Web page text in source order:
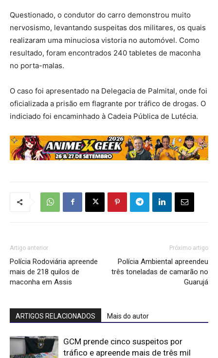
Questionado, o condutor do carro demonstrou muito
nervosismo, levantando suspeitas dos militares, os quais
realizaram uma minuciosa vistoria no automóvel. Como
resultado, foram encontrados 240 tabletes de maconha
no porta-malas.
O caso foi apresentado na Delegacia de Palmital, onde foi
oficializada a prisão em flagrante por tráfico de drogas. O
indiciado foi encaminhado à Cadeia Pública de Lutécia.
Artigo anterior
Polícia Rodoviária apreende
mais de 218 quilos de
maconha em Assis
Próximo artigo
Polícia Ambiental apreendeu
três toneladas de camarão no
Guarujá
ARTIGOS RELACIONADOS Mais do autor
GCM prende cinco suspeitos por
tráfico e apreende mais de três mil